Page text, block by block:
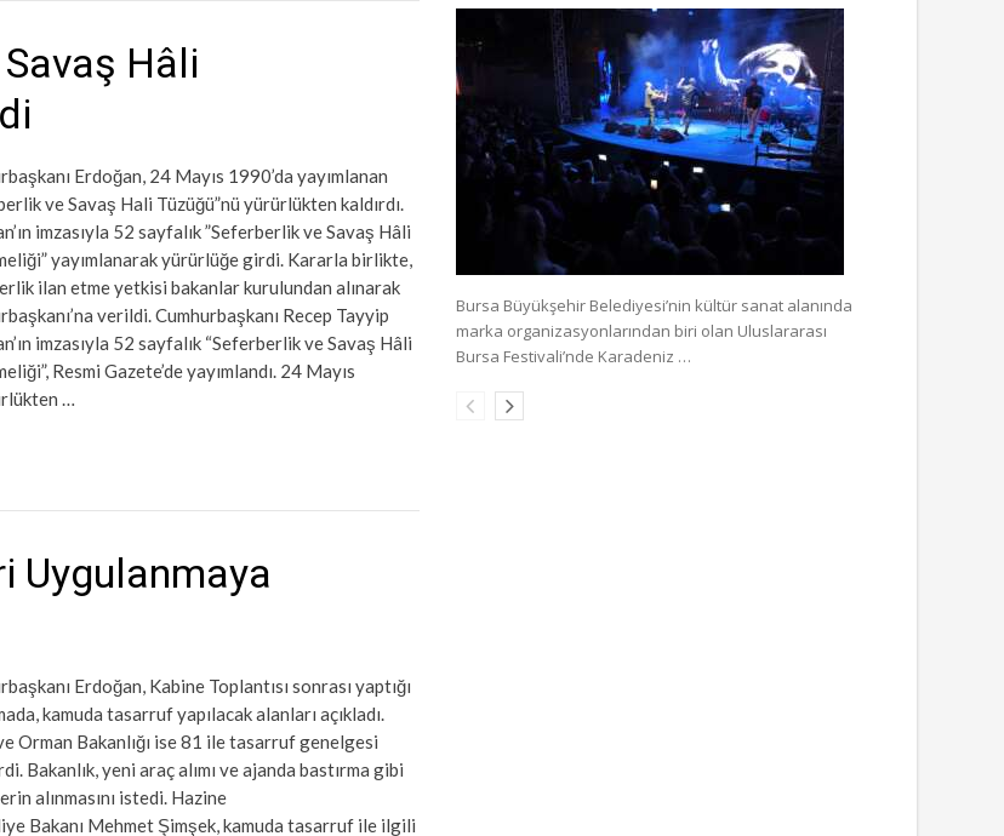
Hâli
Erdoğan, 24 Mayıs 1990’da yayımlanan
ve Savaş Hali Tüzüğü”nü yürürlükten kaldırdı.
imzasıyla 52 sayfalık ”Seferberlik ve Savaş Hâli
yayımlanarak yürürlüğe girdi. Kararla birlikte,
ilan etme yetkisi bakanlar kurulundan alınarak
verildi. Cumhurbaşkanı Recep Tayyip
imzasıyla 52 sayfalık “Seferberlik ve Savaş Hâli
Resmi Gazete’de yayımlandı. 24 Mayıs
…
Uygulanmaya
Erdoğan, Kabine Toplantısı sonrası yaptığı
kamuda tasarruf yapılacak alanları açıkladı.
Orman Bakanlığı ise 81 ile tasarruf genelgesi
Bakanlık, yeni araç alımı ve ajanda bastırma gibi
alınmasını istedi. Hazine
Bakanı Mehmet Şimşek, kamuda tasarruf ile ilgili
Bursa Büyükşehir Belediyesi’nin kültür sanat alanında
marka organizasyonlarından biri olan Uluslararası
Bursa Festivali’nde Karadeniz …